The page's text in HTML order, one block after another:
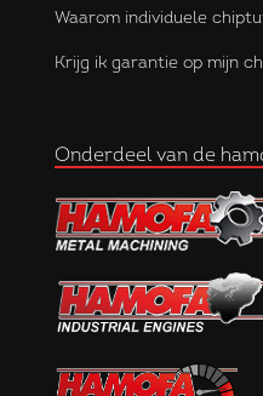
Waarom individuele
Krijg ik garantie op mijn
Onderdeel van de